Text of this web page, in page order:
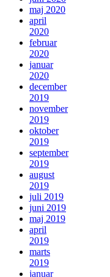
maj 2020
april
2020
februar
2020
januar
2020
december
2019
november
2019
oktober
2019
september
2019
august
2019
juli 2019
juni 2019
maj 2019
april
2019
marts
2019
januar